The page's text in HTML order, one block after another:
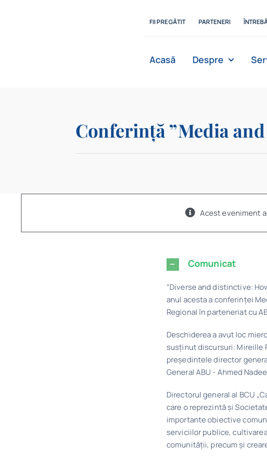
FII PREGĂTIT PARTENERI
Acasă Despre
Conferință ”Media
Acest eveniment
Comunicat
”Diverse and distinctive:
anul acesta a conferinței
Regionalîn parteneriat cu
Deschiderea a avut loc
susținut discursuri: Mireille
președintele director
General ABU - Ahmed
Directorul general al BCU
care o reprezintă și
importante obiective
serviciilor publice,
comunității, precum și